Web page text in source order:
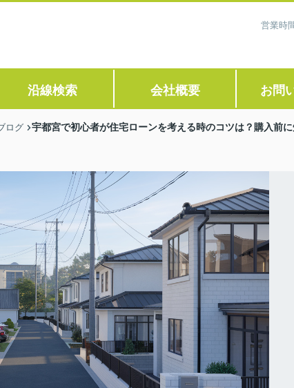
営業時
沿線検索 会社概要 お問
ログ 宇都宮で初心者が住宅ローンを考える時のコツは？購入前